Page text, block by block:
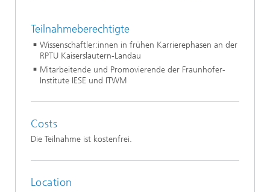
Teilnahmeberechtigte
Wissenschaftler:innen in frühen Karrierephasen an der
RPTU Kaiserslautern-Landau
Mitarbeitende und Promovierende der Fraunhofer-
Institute IESE und ITWM
Costs
Die Teilnahme ist kostenfrei.
Location